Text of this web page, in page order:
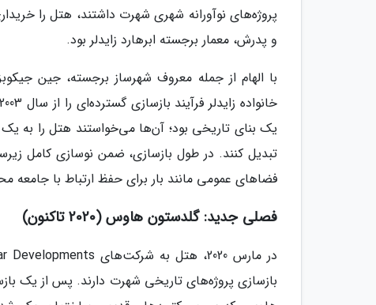
پروژه‌های نوآورانه شهری شهرت داشتند، هتل را
و پدرش، معمار برجسته ابرهارد زایدلر بود.
با الهام از جمله معروف شهرساز برجسته، جین
یک بنای تاریخی بود؛ آن‌ها می‌خواستند هتل را به
تبدیل کنند. در طول بازسازی، ضمن نوسازی کامل
فضاهای عمومی مانند بار برای حفظ ارتباط با جامعه
فصلی جدید: گلدستون هاوس (2020 تاکنون)